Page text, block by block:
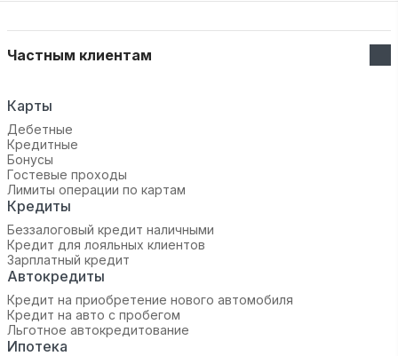
Частным клиентам
Карты
Дебетные
Кредитные
Бонусы
Гостевые проходы
Лимиты операции по картам
Кредиты
Беззалоговый кредит наличными
Кредит для лояльных клиентов
Зарплатный кредит
Автокредиты
Кредит на приобретение нового автомобиля
Кредит на авто с пробегом
Льготное автокредитование
Ипотека